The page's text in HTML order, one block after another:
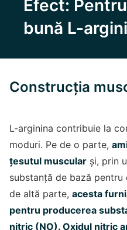
Efect:
bună L-
Construcția
L-arginina contribuie la
moduri. Pe de o parte,
țesutul muscular și, prin
substanță de bază
de altă parte, acesta
pentru producerea
nitric (NO). Oxidul nitric